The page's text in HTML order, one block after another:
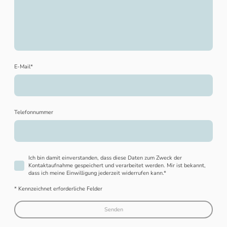
E-Mail*
Telefonnummer
Ich bin damit einverstanden, dass diese Daten zum Zweck der
Kontaktaufnahme gespeichert und verarbeitet werden. Mir ist bekannt,
dass ich meine Einwilligung jederzeit widerrufen kann.*
* Kennzeichnet erforderliche Felder
Senden